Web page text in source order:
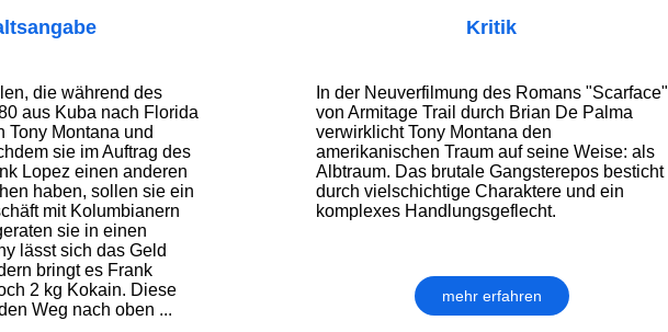
die während des
aus Kuba nach Florida
Tony Montana und
sie im Auftrag des
Lopez einen anderen
haben, sollen sie ein
mit Kolumbianern
sie in einen
lässt sich das Geld
bringt es Frank
2 kg Kokain. Diese
Weg nach oben ...
Kritik
In der Neuverfilmung des Romans "Scarface"
von Armitage Trail durch Brian De Palma
verwirklicht Tony Montana den
amerikanischen Traum auf seine Weise: als
Albtraum. Das brutale Gangsterepos besticht
durch vielschichtige Charaktere und ein
komplexes Handlungsgeflecht.
mehr erfahren